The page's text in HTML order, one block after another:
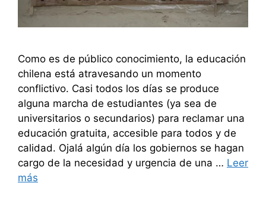
Como es de público conocimiento, la educación
chilena está atravesando un momento
conflictivo. Casi todos los días se produce
alguna marcha de estudiantes (ya sea de
universitarios o secundarios) para reclamar una
educación gratuita, accesible para todos y de
calidad. Ojalá algún día los gobiernos se hagan
cargo de la necesidad y urgencia de una … Leer
más